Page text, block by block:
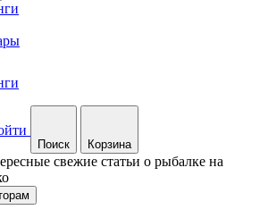
Поиск Корзина
свежие статьи о рыбалке на